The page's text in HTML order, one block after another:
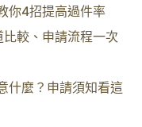
你4招提高過件率
較、申請流程一次
什麼？申請須知看這